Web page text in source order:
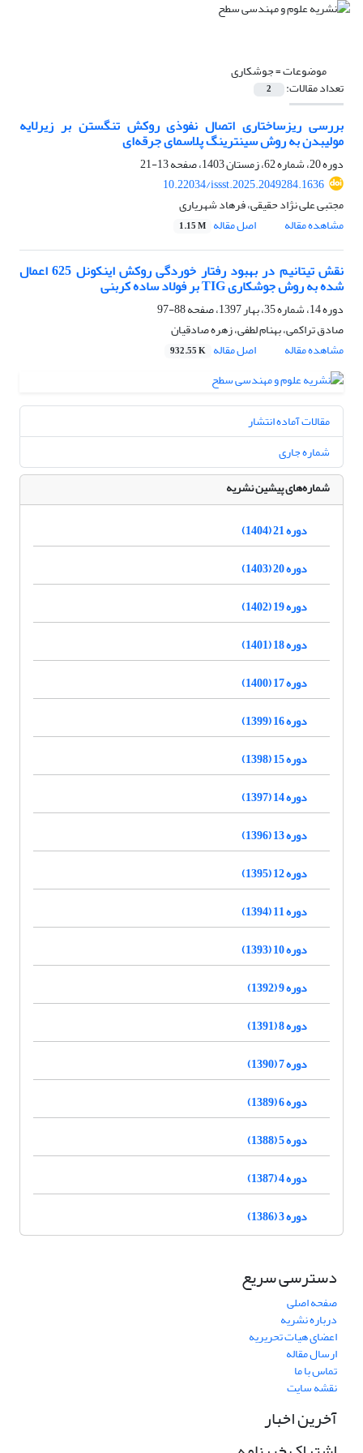
موضوعات =جوشکاری
تعداد مقالات: 2
بررسی ریزساختاری اتصال نفوذی روکش تنگستن بر زیرلایه
مولیبدن به روش سینترینگ پلاسمای جرقه‌‌ای
دوره 20، شماره 62، زمستان 1403، صفحه
13-21
10.22034/issst.2025.2049284.1636
مجتبی علی نژاد حقیقی، فرهاد شهریاری
مشاهده مقاله
اصل مقاله 1.15 M
نقش تیتانیم در بهبود رفتار خوردگی روکش اینکونل 625 اعمال
شده به روش جوشکاری TIG بر فولاد ساده کربنی
دوره 14، شماره 35، بهار 1397، صفحه
88-97
صادق تراکمی، بهنام لطفی، زهره صادقیان
مشاهده مقاله
اصل مقاله 932.55 K
مقالات آماده انتشار
شماره جاری
شماره‌های پیشین نشریه
دوره 21 (1404)
دوره 20 (1403)
دوره 19 (1402)
دوره 18 (1401)
دوره 17 (1400)
دوره 16 (1399)
دوره 15 (1398)
دوره 14 (1397)
دوره 13 (1396)
دوره 12 (1395)
دوره 11 (1394)
دوره 10 (1393)
دوره 9 (1392)
دوره 8 (1391)
دوره 7 (1390)
دوره 6 (1389)
دوره 5 (1388)
دوره 4 (1387)
دوره 3 (1386)
دسترسی سریع
صفحه اصلی
درباره نشریه
اعضای هیات تحریریه
ارسال مقاله
تماس با ما
نقشه سایت
آخرین اخبار